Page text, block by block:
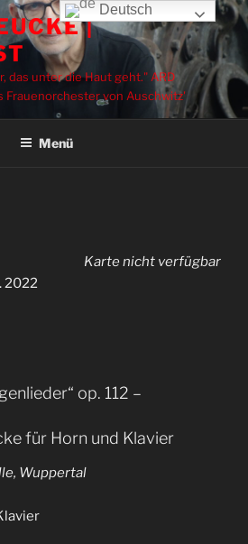
|
das unter die Haut geht." ARD
Frauenorchester von Auschwitz'
Menü
Karte nicht verfügbar
2022
op. 112 –
für Horn und Klavier
Wuppertal
Deutsch